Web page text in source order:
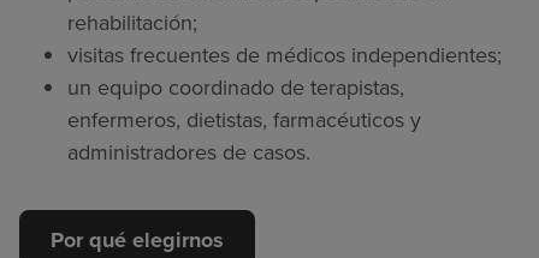
rehabilitación;
visitas frecuentes de médicos independientes;
un equipo coordinado de terapistas,
enfermeros, dietistas, farmacéuticos y
administradores de casos.
Por qué elegirnos